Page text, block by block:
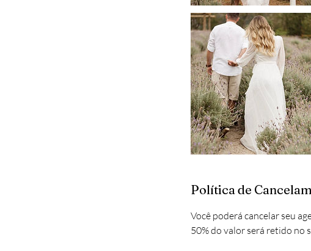
Política de
Você poderá cancelar seu
50% do valor será retido no